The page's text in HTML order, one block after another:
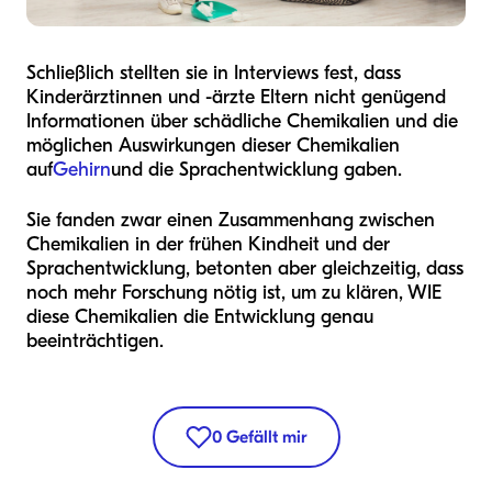
Schließlich stellten sie in Interviews fest, dass
Kinderärztinnen und -ärzte Eltern nicht genügend
Informationen über schädliche Chemikalien und die
möglichen Auswirkungen dieser Chemikalien
aufGehirnund die Sprachentwicklung gaben.
Sie fanden zwar einen Zusammenhang zwischen
Chemikalien in der frühen Kindheit und der
Sprachentwicklung, betonten aber gleichzeitig, dass
noch mehr Forschung nötig ist, um zu klären, WIE
diese Chemikalien die Entwicklung genau
beeinträchtigen.
0 Gefällt mir